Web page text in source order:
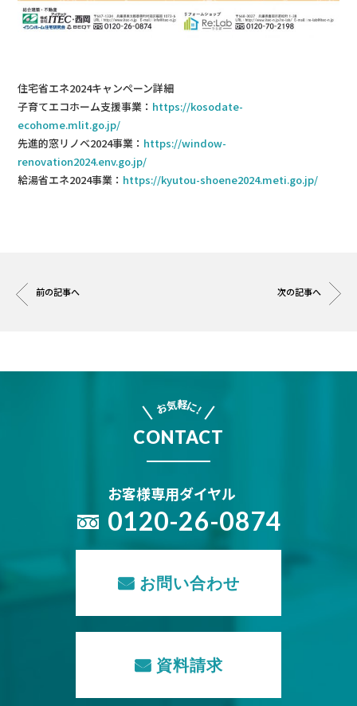
住宅省エネ2024キャンペーン詳細
子育てエコホーム支援事業： https://kosodate-
ecohome.mlit.go.jp/
先進的窓リノベ2024事業： https://window-
renovation2024.env.go.jp/
給湯省エネ2024事業： https://kyutou-shoene2024.meti.go.jp/
前の記事へ 次の記事へ
お気軽に
!
CONTACT
お客様専用ダイヤル
0120-26-0874
お問い合わせ
資料請求